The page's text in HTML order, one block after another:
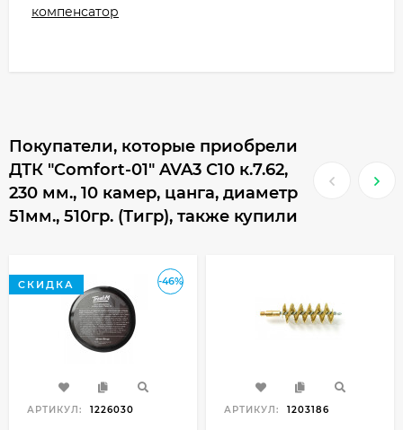
компенсатор
Покупатели, которые приобрели
ДТК "Comfort-01" AVA3 С10 к.7.62,
230 мм., 10 камер, цанга, диаметр
51мм., 510гр. (Тигр), также купили
-46%
СКИДКА
АРТИКУЛ: 1226030 АРТИКУЛ: 1203186